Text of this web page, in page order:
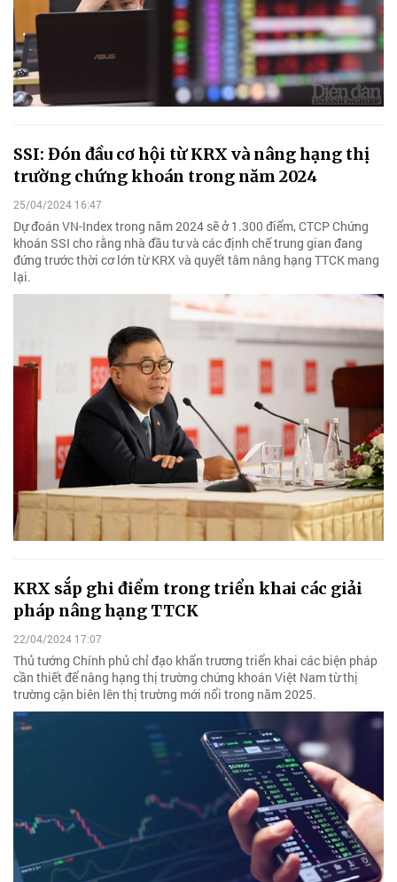
SSI: Đón đầu cơ hội từ KRX và nâng hạng thị
trường chứng khoán trong năm 2024
25/04/2024 16:47
Dự đoán VN-Index trong năm 2024 sẽ ở 1.300 điểm, CTCP Chứng
khoán SSI cho rằng nhà đầu tư và các định chế trung gian đang
đứng trước thời cơ lớn từ KRX và quyết tâm nâng hạng TTCK mang
lại.
KRX sắp ghi điểm trong triển khai các giải
pháp nâng hạng TTCK
22/04/2024 17:07
Thủ tướng Chính phủ chỉ đạo khẩn trương triển khai các biện pháp
cần thiết để nâng hạng thị trường chứng khoán Việt Nam từ thị
trường cận biên lên thị trường mới nổi trong năm 2025.